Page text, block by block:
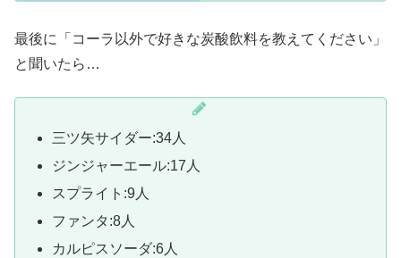
最後に「コーラ以外で好きな炭酸飲料を教えてください」
と聞いたら…
三ツ矢サイダー:34人
ジンジャーエール:17人
スプライト:9人
ファンタ:8人
カルピスソーダ:6人